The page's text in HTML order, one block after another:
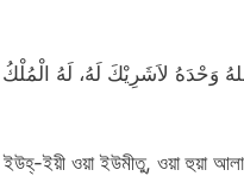
اللهُ وَحْدَهُ لاَشَرِيْكَ لَهُ، لَهُ
ইউহ্-ইয়ী ওয়া ইউমীতু, ওয়া হুয়া